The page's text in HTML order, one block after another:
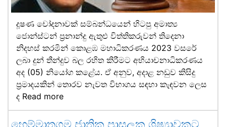
දූෂණ චෝදනාවක් සම්බන්ධයෙන් හිටපු අමාත්‍ය
ජොන්ස්ටන් ප්‍රනාන්දු ඇතුළු විත්තිකරුවන් තිදෙනා
නිදහස් කරමින් කොළඹ මහාධිකරණය 2023 වසරේ
ලබා දුන් තීන්දුව බල රහිත කිරීමට අභියාචනාධිකරණය
අද (05) නියෝග කළේය. ඒ අනුව, අදාළ නඩුව කිසිදු
ප්‍රමාදයකින් තොරව නැවත විභාගය සඳහා කැඳවන ලෙස
ද Read more
හෙම්මාතගම ජාතික පාසලක ශිෂ්‍යාවකට